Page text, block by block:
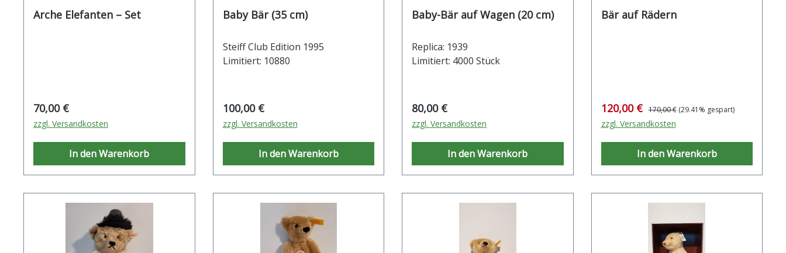
Arche Elefanten – Set
Regulärer Preis:
70,00 €
zzgl. Versandkosten
In den Warenkorb
Baby Bär (35 cm)
Steiff Club Edition 1995
Limitiert: 10880
Regulärer Preis:
100,00 €
zzgl. Versandkosten
In den Warenkorb
Baby-Bär auf Wagen (20 cm)
Replica: 1939
Limitiert: 4000 Stück
Regulärer Preis:
80,00 €
zzgl. Versandkosten
In den Warenkorb
Bär auf Rädern
Verkaufspreis:
120,00 € Regulärer Preis:
170,00 € (29.41% gespart)
zzgl. Versandkosten
In den Warenkorb